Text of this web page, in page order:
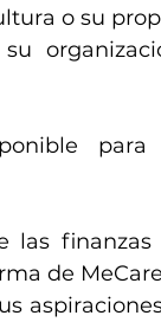
o su
para
las
de